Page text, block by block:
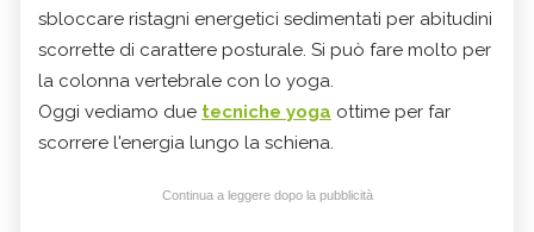
sbloccare ristagni energetici sedimentati per abitudini
scorrette di carattere posturale. Si può fare molto per
la colonna vertebrale con lo yoga.
Oggi vediamo due tecniche yoga ottime per far
scorrere l'energia lungo la schiena.
Continua a leggere dopo la pubblicità